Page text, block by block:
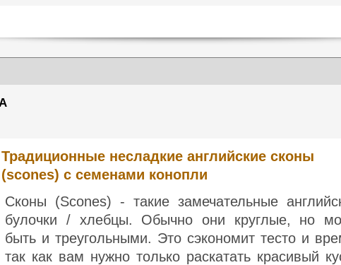
Традиционные несладкие английские сконы
(scones) с семенами конопли
Сконы (Scones) - такие замечательные
булочки / хлебцы. Обычно они круглые, но
быть и треугольными. Это сэкономит тесто и
так как вам нужно только раскатать красивый